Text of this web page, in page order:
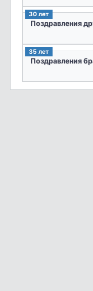
30 лет
Поздравления
35 лет
Поздравления